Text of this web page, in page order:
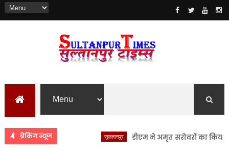
ब्रेकिंग न्यूज डीएम ने अमृत सरोवरों का किया स्थलीय